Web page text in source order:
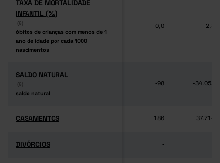
TAXA DE MORTALIDADE
INFANTIL (‰)
(6)
óbitos de crianças com menos de 1
ano de idade por cada 1000
nascimentos
TAXA DE MORTALIDADE
INFANTIL (‰)
(6)
óbitos de crianças com menos de 1
ano de idade por cada 1000
nascimentos
0,0 2,8
SALDO NATURAL
(6)
saldo natural
SALDO NATURAL
(6)
saldo natural
-98 -34.053
CASAMENTOS
CASAMENTOS 186 37.714
DIVÓRCIOS
DIVÓRCIOS -